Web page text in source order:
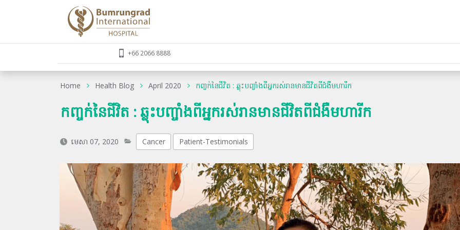
+66 2066 8888
Home Health Blog April 2020 កញ្ចក់នៃជីវិត : ឆ្លុះបញ្ចាំងពីអ្នករស់រានមានជីវិតពីជំងឺមហារីក
កញ្ចក់នៃជីវិត : ឆ្លុះបញ្ចាំងពីអ្នករស់រានមានជីវិតពីជំងឺមហារីក
មេសា 07, 2020 Cancer Patient-Testimonials